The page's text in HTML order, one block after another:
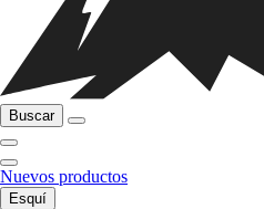
Buscar
Nuevos productos
Esquí